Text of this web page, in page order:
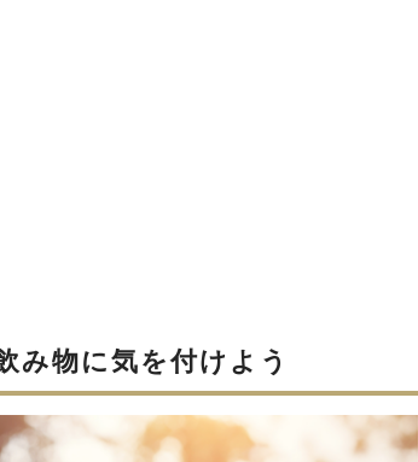
み物に気を付けよう